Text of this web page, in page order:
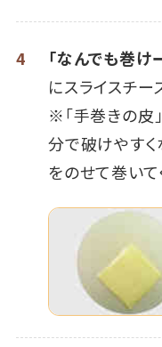
4 「なんでも巻け
にスライスチー
※「手巻きの皮
分で破けやすく
をのせて巻いて